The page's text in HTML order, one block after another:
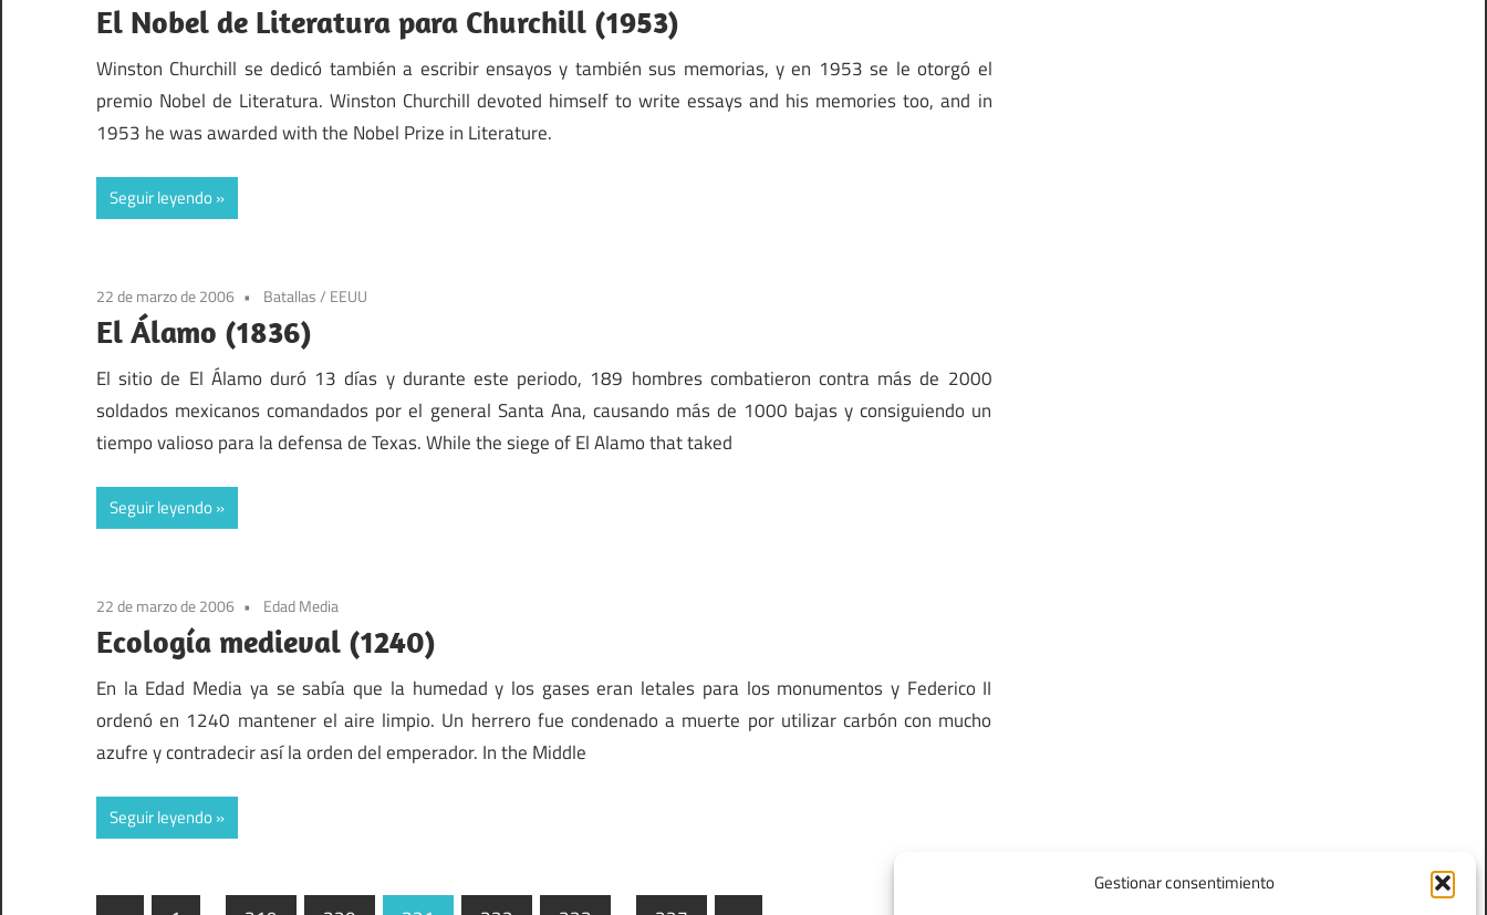
Gestionar consentimiento
El Nobel de Literatura para Churchill (1953)
Winston Churchill se dedicó también a escribir ensayos y también sus memorias, y en 1953 se le otorgó el
premio Nobel de Literatura. Winston Churchill devoted himself to write essays and his memories too, and in
1953 he was awarded with the Nobel Prize in Literature.
Seguir leyendo
22 de marzo de 2006 Batallas/ EEUU
El Álamo (1836)
El sitio de El Álamo duró 13 días y durante este periodo, 189 hombres combatieron contra más de 2000
soldados mexicanos comandados por el general Santa Ana, causando más de 1000 bajas y consiguiendo un
tiempo valioso para la defensa de Texas. While the siege of El Alamo that taked
Seguir leyendo
22 de marzo de 2006 Edad Media
Ecología medieval (1240)
En la Edad Media ya se sabía que la humedad y los gases eran letales para los monumentos y Federico II
ordenó en 1240 mantener el aire limpio. Un herrero fue condenado a muerte por utilizar carbón con mucho
azufre y contradecir así la orden del emperador. In the Middle
Seguir leyendo